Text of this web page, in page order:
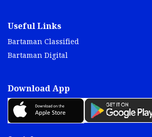
Useful Links
Bartaman Classified
Bartaman Digital
Download App